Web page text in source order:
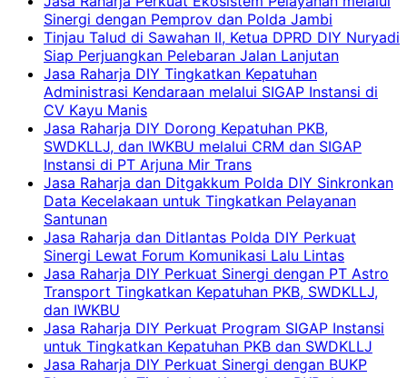
Sinergi dengan Pemprov dan Polda Jambi
Tinjau Talud di Sawahan II, Ketua DPRD DIY Nuryadi
Siap Perjuangkan Pelebaran Jalan Lanjutan
Jasa Raharja DIY Tingkatkan Kepatuhan
Administrasi Kendaraan melalui SIGAP Instansi di
CV Kayu Manis
Jasa Raharja DIY Dorong Kepatuhan PKB,
SWDKLLJ, dan IWKBU melalui CRM dan SIGAP
Instansi di PT Arjuna Mir Trans
Jasa Raharja dan Ditgakkum Polda DIY Sinkronkan
Data Kecelakaan untuk Tingkatkan Pelayanan
Santunan
Jasa Raharja dan Ditlantas Polda DIY Perkuat
Sinergi Lewat Forum Komunikasi Lalu Lintas
Jasa Raharja DIY Perkuat Sinergi dengan PT Astro
Transport Tingkatkan Kepatuhan PKB, SWDKLLJ,
dan IWKBU
Jasa Raharja DIY Perkuat Program SIGAP Instansi
untuk Tingkatkan Kepatuhan PKB dan SWDKLLJ
Jasa Raharja DIY Perkuat Sinergi dengan BUKP